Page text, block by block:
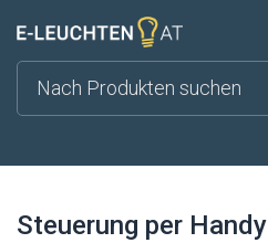
Steuerung per Handy